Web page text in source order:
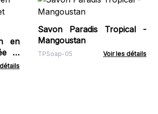
en
et
Savon Paradis Tropical -
Mangoustan
TPSoap-05 Voir les détails